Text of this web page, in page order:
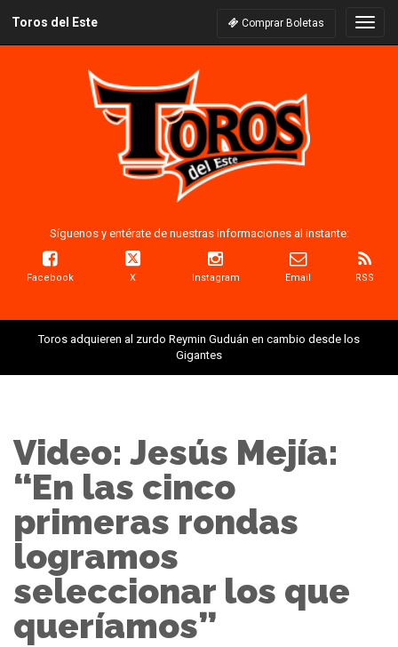
Toros del Este Comprar Boletas
Síguenos y entérate de nuestras informaciones al instante:
Facebook X Instagram Email RSS
Toros adquieren al zurdo Reymin Guduán en cambio desde los
Gigantes
Video: Jesús Mejía:
“En las cinco
primeras rondas
logramos
seleccionar los que
queríamos”